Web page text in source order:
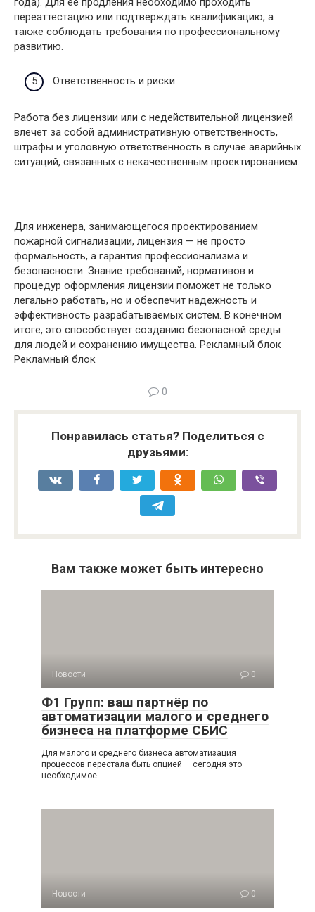
переаттестацию или подтверждать квалификацию, а
также соблюдать требования по профессиональному
развитию.
Ответственность и риски
Работа без лицензии или с недействительной лицензией
влечет за собой административную ответственность,
штрафы и уголовную ответственность в случае аварийных
ситуаций, связанных с некачественным проектированием.
Для инженера, занимающегося проектированием
пожарной сигнализации, лицензия — не просто
формальность, а гарантия профессионализма и
безопасности. Знание требований, нормативов и
процедур оформления лицензии поможет не только
легально работать, но и обеспечит надежность и
эффективность разрабатываемых систем. В конечном
итоге, это способствует созданию безопасной среды
для людей и сохранению имущества. Рекламный блок
Рекламный блок
0
Понравилась статья? Поделиться с
друзьями:
Вам также может быть интересно
Новости 0
Ф1 Групп: ваш партнёр по
автоматизации малого и среднего
бизнеса на платформе СБИС
Для малого и среднего бизнеса автоматизация
процессов перестала быть опцией — сегодня это
необходимое
Новости 0